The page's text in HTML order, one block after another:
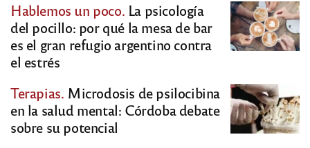
Hablemos un poco. La psicología
del pocillo: por qué la mesa de bar
es el gran refugio argentino contra
el estrés
Terapias. Microdosis de psilocibina
en la salud mental: Córdoba debate
sobre su potencial